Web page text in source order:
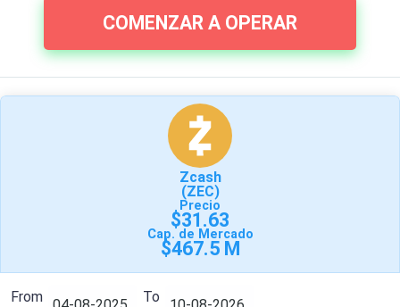
COMENZAR A OPERAR
Zcash
(ZEC)
Precio
$31.63
Cap. de Mercado
$467.5 M
From To